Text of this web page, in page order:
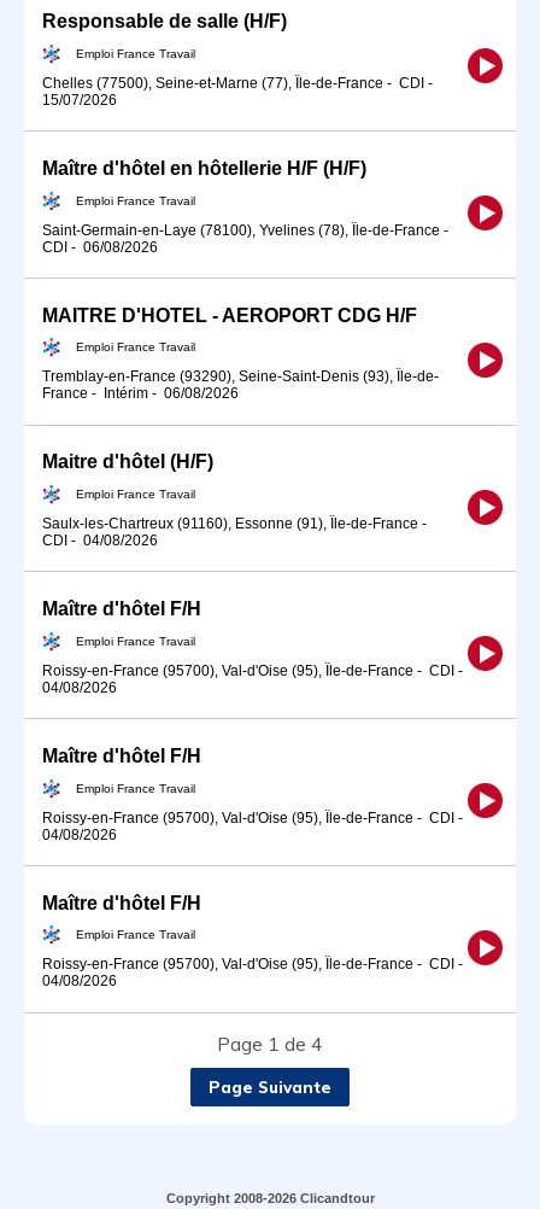
Responsable de salle (H/F)
Emploi France Travail
Chelles (77500), Seine-et-Marne (77), Île-de-France - CDI -
15/07/2026
Maître d'hôtel en hôtellerie H/F (H/F)
Emploi France Travail
Saint-Germain-en-Laye (78100), Yvelines (78), Île-de-France -
CDI - 06/08/2026
MAITRE D'HOTEL - AEROPORT CDG H/F
Emploi France Travail
Tremblay-en-France (93290), Seine-Saint-Denis (93), Île-de-
France - Intérim - 06/08/2026
Maitre d'hôtel (H/F)
Emploi France Travail
Saulx-les-Chartreux (91160), Essonne (91), Île-de-France -
CDI - 04/08/2026
Maître d'hôtel F/H
Emploi France Travail
Roissy-en-France (95700), Val-d'Oise (95), Île-de-France - CDI -
04/08/2026
Maître d'hôtel F/H
Emploi France Travail
Roissy-en-France (95700), Val-d'Oise (95), Île-de-France - CDI -
04/08/2026
Maître d'hôtel F/H
Emploi France Travail
Roissy-en-France (95700), Val-d'Oise (95), Île-de-France - CDI -
04/08/2026
Page 1 de 4
Page Suivante
Copyright 2008-2026 Clicandtour